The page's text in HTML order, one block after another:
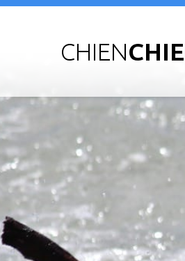
Vous êtes ici :